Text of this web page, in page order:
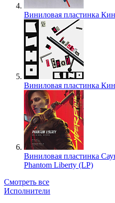
Виниловая пластинка
Виниловая пластинка
Виниловая пластинка
Phantom Liberty (LP)
Смотреть все
Исполнители